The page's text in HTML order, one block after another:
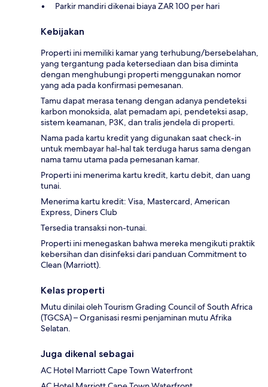
Parkir mandiri dikenai biaya ZAR 100 per hari
Kebijakan
Properti ini memiliki kamar yang terhubung/bersebelahan,
yang tergantung pada ketersediaan dan bisa diminta
dengan menghubungi properti menggunakan nomor
yang ada pada konfirmasi pemesanan.
Tamu dapat merasa tenang dengan adanya pendeteksi
karbon monoksida, alat pemadam api, pendeteksi asap,
sistem keamanan, P3K, dan tralis jendela di properti.
Nama pada kartu kredit yang digunakan saat check-in
untuk membayar hal-hal tak terduga harus sama dengan
nama tamu utama pada pemesanan kamar.
Properti ini menerima kartu kredit, kartu debit, dan uang
tunai.
Menerima kartu kredit: Visa, Mastercard, American
Express, Diners Club
Tersedia transaksi non-tunai.
Properti ini menegaskan bahwa mereka mengikuti praktik
kebersihan dan disinfeksi dari panduan Commitment to
Clean (Marriott).
Kelas properti
Mutu dinilai oleh Tourism Grading Council of South Africa
(TGCSA) – Organisasi resmi penjaminan mutu Afrika
Selatan.
Juga dikenal sebagai
AC Hotel Marriott Cape Town Waterfront